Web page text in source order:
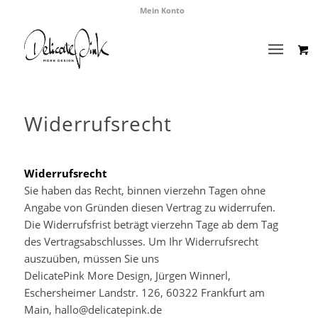
Mein Konto
Widerrufsrecht
Widerrufsrecht
Sie haben das Recht, binnen vierzehn Tagen ohne
Angabe von Gründen diesen Vertrag zu widerrufen.
Die Widerrufsfrist beträgt vierzehn Tage ab dem Tag
des Vertragsabschlusses. Um Ihr Widerrufsrecht
auszuüben, müssen Sie uns
DelicatePink More Design, Jürgen Winnerl,
Eschersheimer Landstr. 126, 60322 Frankfurt am
Main, hallo@delicatepink.de